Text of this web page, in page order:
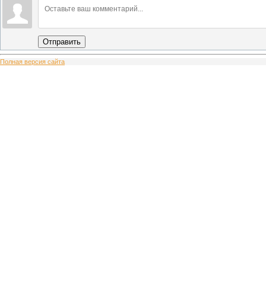
Отправить
Полная версия сайта